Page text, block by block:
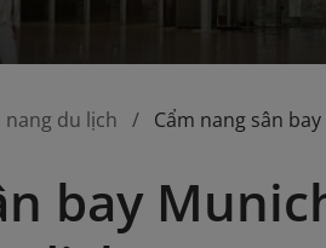
nang du lịch Cẩm nang sân
bay